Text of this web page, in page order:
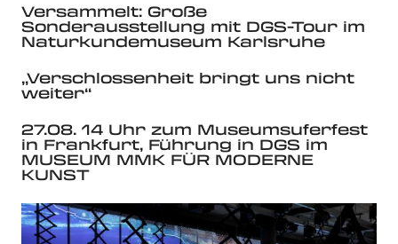
Versammelt: Große
Sonderausstellung mit DGS-Tour im
Naturkundemuseum Karlsruhe
„Verschlossenheit bringt uns nicht
weiter“
27.08. 14 Uhr zum Museumsuferfest
in Frankfurt, Führung in DGS im
MUSEUM MMK FÜR MODERNE
KUNST